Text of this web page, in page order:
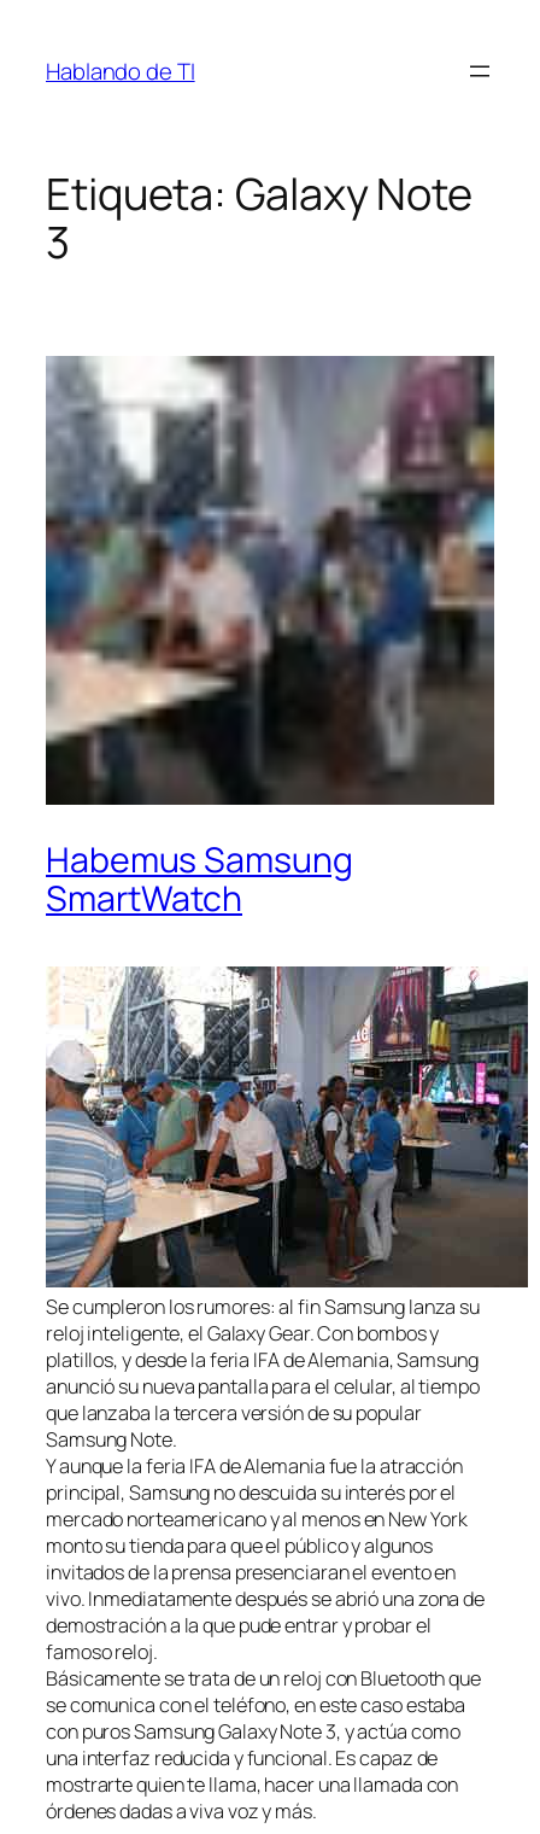
contenido
Hablando de TI
Etiqueta: Galaxy Note
3
Habemus Samsung
SmartWatch
Se cumpleron los rumores: al fin Samsung lanza su
reloj inteligente, el Galaxy Gear. Con bombos y
platillos, y desde la feria IFA de Alemania, Samsung
anunció su nueva pantalla para el celular, al tiempo
que lanzaba la tercera versión de su popular
Samsung Note.
Y aunque la feria IFA de Alemania fue la atracción
principal, Samsung no descuida su interés por el
mercado norteamericano y al menos en New York
monto su tienda para que el público y algunos
invitados de la prensa presenciaran el evento en
vivo. Inmediatamente después se abrió una zona de
demostración a la que pude entrar y probar el
famoso reloj.
Básicamente se trata de un reloj con Bluetooth que
se comunica con el teléfono, en este caso estaba
con puros Samsung Galaxy Note 3, y actúa como
una interfaz reducida y funcional. Es capaz de
mostrarte quien te llama, hacer una llamada con
órdenes dadas a viva voz y más.